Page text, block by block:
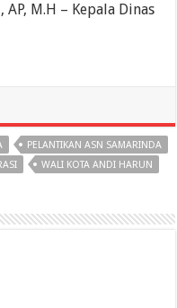
AP, M.H – Kepala Dinas
PELANTIKAN ASN SAMARINDA
WALI KOTA ANDI HARUN